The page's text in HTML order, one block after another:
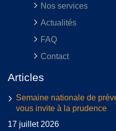
Nos services
Actualités
FAQ
Contact
Articles
Semaine nationale de
vous invite à la prudence
17 juillet 2026